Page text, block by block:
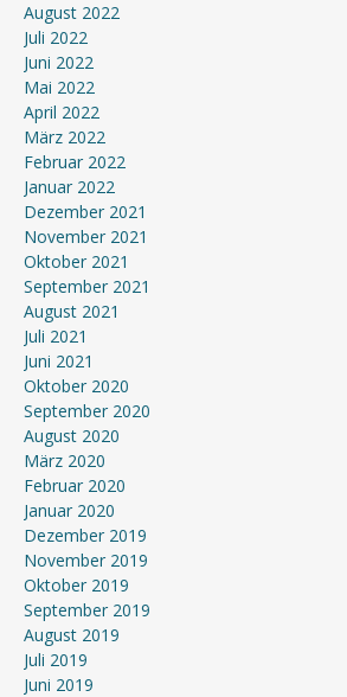
August 2022
Juli 2022
Juni 2022
Mai 2022
April 2022
März 2022
Februar 2022
Januar 2022
Dezember 2021
November 2021
Oktober 2021
September 2021
August 2021
Juli 2021
Juni 2021
Oktober 2020
September 2020
August 2020
März 2020
Februar 2020
Januar 2020
Dezember 2019
November 2019
Oktober 2019
September 2019
August 2019
Juli 2019
Juni 2019